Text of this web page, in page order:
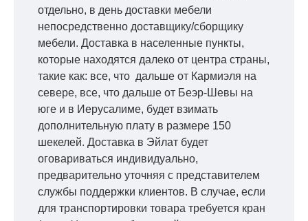
отдельно, в день доставки мебели
непосредственно доставщику/сборщику
мебели. Доставка в населенные пункты,
которые находятся далеко от центра страны,
такие как: все, что дальше от Кармиэля на
севере, все, что дальше от Беэр-Шевы на
юге и в Иерусалиме, будет взимать
дополнительную плату в размере 150
шекелей. Доставка в Эйлат будет
оговариваться индивидуально,
предварительно уточняя с представителем
службы поддержки клиентов. В случае, если
для транспортировки товара требуется кран